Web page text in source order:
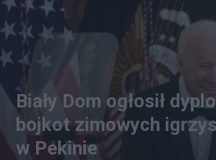
Biały Dom ogłosił
bojkot zimowych
w Pekinie